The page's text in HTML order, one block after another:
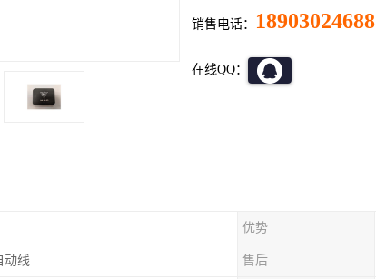
销售电话： 18903024688
在线QQ：
优势
动线 售后